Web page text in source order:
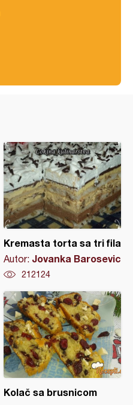
Kremasta torta sa tri fila
Autor: Jovanka Barosevic
212124
Kolač sa brusnicom